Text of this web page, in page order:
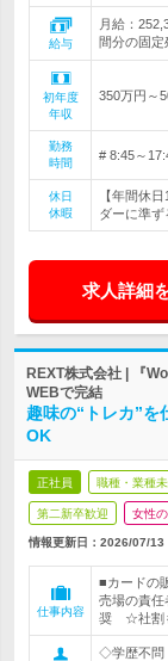
給与
月給：
間分の固定
初年度
年収
350万円～
勤務
時間
# 8:45～
休日
休暇
【年間休
ダーに準
求人詳細
REXT株式会社 | 『
WEBで完結
趣味の“トレカ”を
OK
正社員 職種・業種
第二新卒歓迎 女性
情報更新日：2026/07/13
仕事内容
■カードの
売場の責
奨 ☆社割
◇学歴不問